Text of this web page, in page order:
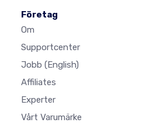
Företag
Om
Supportcenter
Jobb (English)
Affiliates
Experter
Vårt Varumärke